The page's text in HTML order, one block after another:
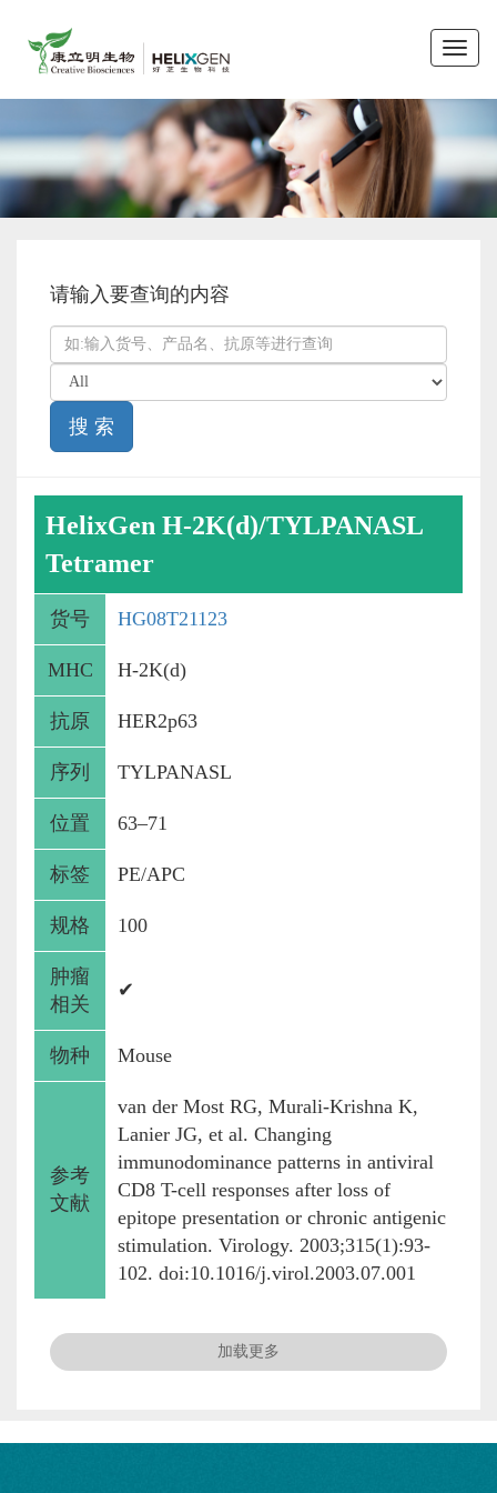
Toggle
请输入要查询的内容
搜 索
HelixGen H-2K(d)/TYLPANASL
Tetramer
货号 HG08T21123
MHC H-2K(d)
抗原 HER2p63
序列 TYLPANASL
位置 63–71
标签 PE/APC
规格 100
肿瘤
相关
✔
物种 Mouse
参考
文献
van der Most RG, Murali-Krishna K,
Lanier JG, et al. Changing
immunodominance patterns in antiviral
CD8 T-cell responses after loss of
epitope presentation or chronic antigenic
stimulation. Virology. 2003;315(1):93-
102. doi:10.1016/j.virol.2003.07.001
加载更多